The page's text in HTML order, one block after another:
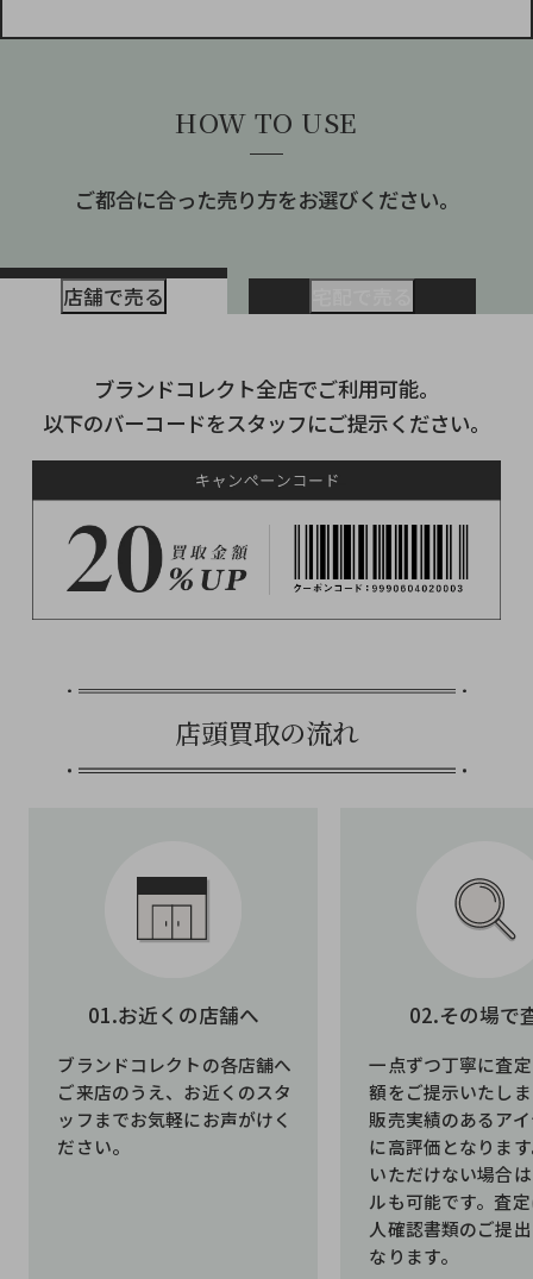
HOW TO USE
ご都合に合った売り方をお選びください。
店舗で売る
ブランドコレクト全店でご利用可能。
以下のバーコードをスタッフにご提示ください。
店頭買取の流れ
01.お近くの店舗へ
ブランドコレクトの各店舗へ
ご来店のうえ、お近くのスタ
ッフまでお気軽にお声がけく
ださい。
02.その場で
一点ずつ丁寧に査
額をご提示いたし
販売実績のあるア
に高評価となりま
いただけない場合
ルも可能です。査
人確認書類のご提
なります。
キャンペーンのご利用はこちらから
宅配買取を申込む
宅配買取の流れ
01.お申込み
お申込みフォームより必要事
了いたしましたら、お品物を
ご準備いただき、本人確認書
類のアップロードをお願いい
たします。配送スタッフが集
荷に伺います。
02.お見積
査定が完了次第、
認・返却をお選び
メールが届かない場
イページでも査定結
できます。
承認時に振込先口座
ていただきます。